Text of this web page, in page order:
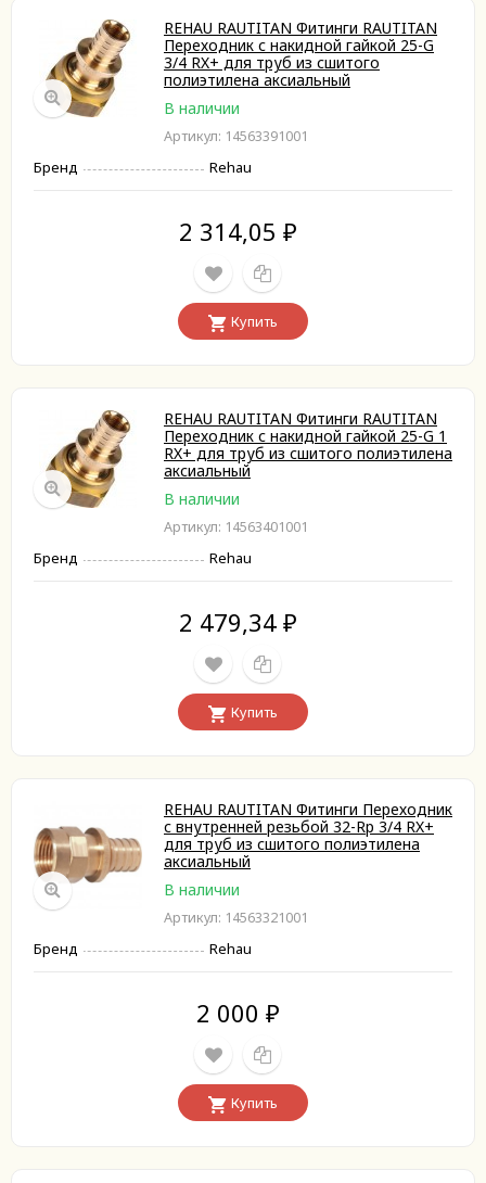
REHAU RAUTITAN Фитинги RAUTITAN
Переходник с накидной гайкой 25-G
3/4 RX+ для труб из сшитого
полиэтилена аксиальный
В наличии
Артикул: 14563391001
Бренд Rehau
2 314,05 ₽
Купить
REHAU RAUTITAN Фитинги RAUTITAN
Переходник с накидной гайкой 25-G 1
RX+ для труб из сшитого полиэтилена
аксиальный
В наличии
Артикул: 14563401001
Бренд Rehau
2 479,34 ₽
Купить
REHAU RAUTITAN Фитинги Переходник
с внутренней резьбой 32-Rp 3/4 RX+
для труб из сшитого полиэтилена
аксиальный
В наличии
Артикул: 14563321001
Бренд Rehau
2 000 ₽
Купить